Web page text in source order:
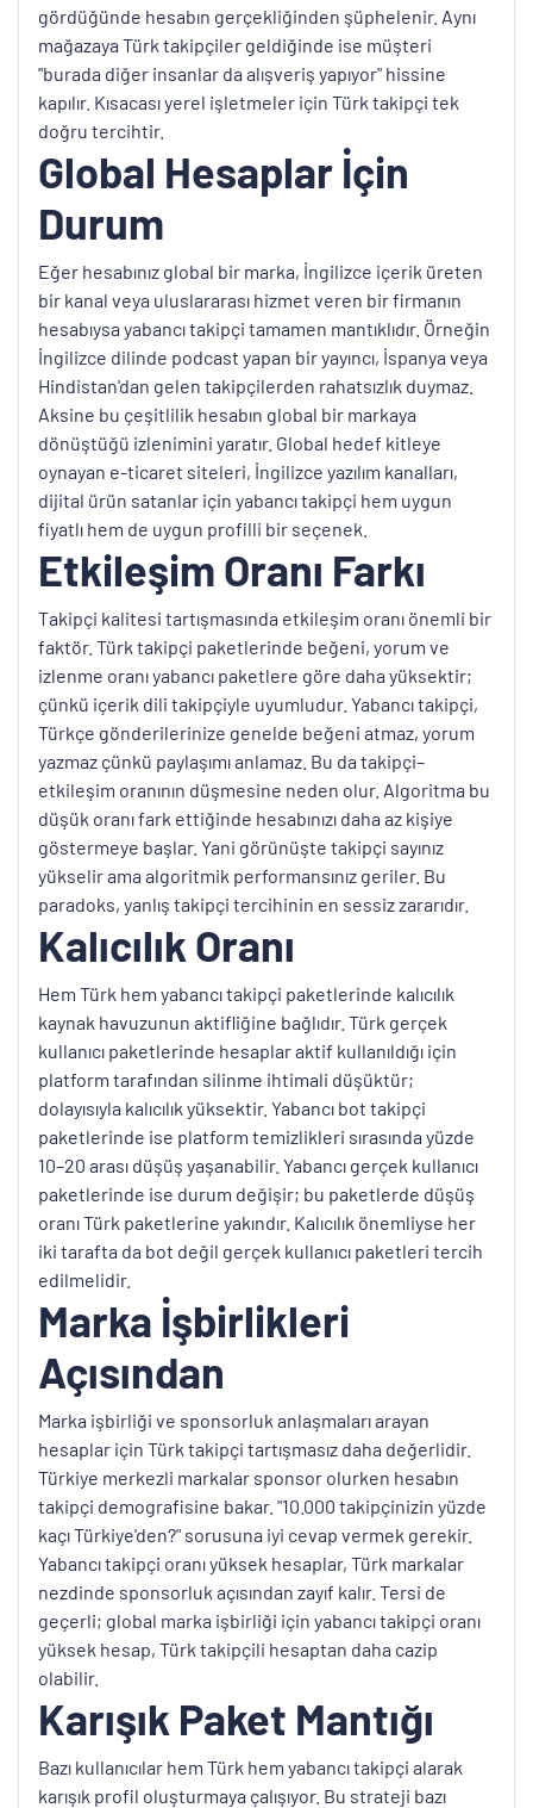
gördüğünde hesabın gerçekliğinden şüphelenir. Aynı
mağazaya Türk takipçiler geldiğinde ise müşteri
"burada diğer insanlar da alışveriş yapıyor" hissine
kapılır. Kısacası yerel işletmeler için Türk takipçi tek
doğru tercihtir.
Global Hesaplar İçin
Durum
Eğer hesabınız global bir marka, İngilizce içerik üreten
bir kanal veya uluslararası hizmet veren bir firmanın
hesabıysa yabancı takipçi tamamen mantıklıdır. Örneğin
İngilizce dilinde podcast yapan bir yayıncı, İspanya veya
Hindistan'dan gelen takipçilerden rahatsızlık duymaz.
Aksine bu çeşitlilik hesabın global bir markaya
dönüştüğü izlenimini yaratır. Global hedef kitleye
oynayan e-ticaret siteleri, İngilizce yazılım kanalları,
dijital ürün satanlar için yabancı takipçi hem uygun
fiyatlı hem de uygun profilli bir seçenek.
Etkileşim Oranı Farkı
Takipçi kalitesi tartışmasında etkileşim oranı önemli bir
faktör. Türk takipçi paketlerinde beğeni, yorum ve
izlenme oranı yabancı paketlere göre daha yüksektir;
çünkü içerik dili takipçiyle uyumludur. Yabancı takipçi,
Türkçe gönderilerinize genelde beğeni atmaz, yorum
yazmaz çünkü paylaşımı anlamaz. Bu da takipçi–
etkileşim oranının düşmesine neden olur. Algoritma bu
düşük oranı fark ettiğinde hesabınızı daha az kişiye
göstermeye başlar. Yani görünüşte takipçi sayınız
yükselir ama algoritmik performansınız geriler. Bu
paradoks, yanlış takipçi tercihinin en sessiz zararıdır.
Kalıcılık Oranı
Hem Türk hem yabancı takipçi paketlerinde kalıcılık
kaynak havuzunun aktifliğine bağlıdır. Türk gerçek
kullanıcı paketlerinde hesaplar aktif kullanıldığı için
platform tarafından silinme ihtimali düşüktür;
dolayısıyla kalıcılık yüksektir. Yabancı bot takipçi
paketlerinde ise platform temizlikleri sırasında yüzde
10–20 arası düşüş yaşanabilir. Yabancı gerçek kullanıcı
paketlerinde ise durum değişir; bu paketlerde düşüş
oranı Türk paketlerine yakındır. Kalıcılık önemliyse her
iki tarafta da bot değil gerçek kullanıcı paketleri tercih
edilmelidir.
Marka İşbirlikleri
Açısından
Marka işbirliği ve sponsorluk anlaşmaları arayan
hesaplar için Türk takipçi tartışmasız daha değerlidir.
Türkiye merkezli markalar sponsor olurken hesabın
takipçi demografisine bakar. "10.000 takipçinizin yüzde
kaçı Türkiye'den?" sorusuna iyi cevap vermek gerekir.
Yabancı takipçi oranı yüksek hesaplar, Türk markalar
nezdinde sponsorluk açısından zayıf kalır. Tersi de
geçerli; global marka işbirliği için yabancı takipçi oranı
yüksek hesap, Türk takipçili hesaptan daha cazip
olabilir.
Karışık Paket Mantığı
Bazı kullanıcılar hem Türk hem yabancı takipçi alarak
karışık profil oluşturmaya çalışıyor. Bu strateji bazı